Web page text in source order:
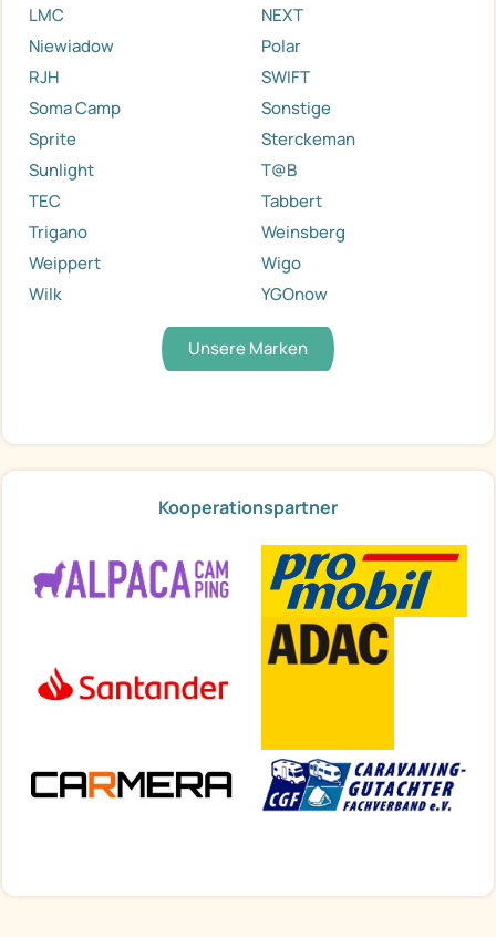
LMC
NEXT
Niewiadow
Polar
RJH
SWIFT
Soma Camp
Sonstige
Sprite
Sterckeman
Sunlight
T@B
TEC
Tabbert
Trigano
Weinsberg
Weippert
Wigo
Wilk
YGOnow
Unsere Marken
Kooperationspartner